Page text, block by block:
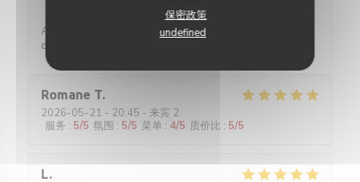
保密政策
undefined
Accueil parfait. Accueil parfait. Plats toujours
délicieux et raffinés.
Romane T
2026-05-21 - 20:45 - 来宾 2
服务 : 5/5 氛围 : 5/5 菜单 : 4/5 质价比 : 5/5
L